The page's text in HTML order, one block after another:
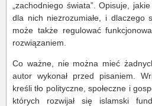
„zachodniego świata”. Opisuje,
dla nich niezrozumiałe, i dlaczego
może także regulować
rozwiązaniem.
Co ważne, nie można mieć
autor wykonał przed pisaniem.
kreśli tło polityczne, społeczne i
których rozwijał się islamski